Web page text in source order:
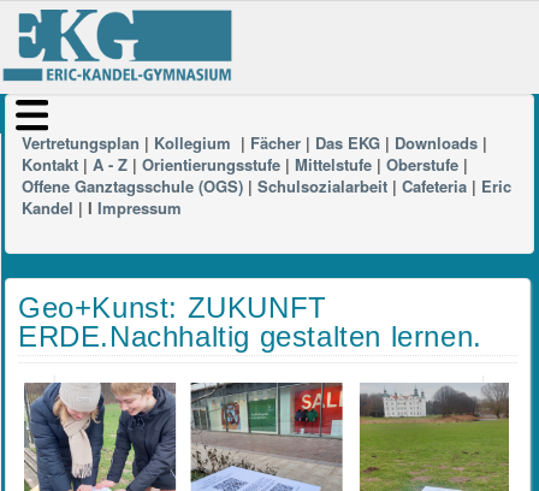
Vertretungsplan | Kollegium | Fächer | Das EKG | Downloads |
Kontakt | A - Z | Orientierungsstufe | Mittelstufe | Oberstufe |
Offene Ganztagsschule (OGS) | Schulsozialarbeit | Cafeteria | Eric
Kandel | I Impressum
Geo+Kunst: ZUKUNFT
ERDE.Nachhaltig gestalten lernen.